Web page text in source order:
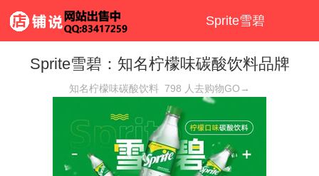
Sprite雪碧
Sprite雪碧：知名柠檬味碳酸饮料品牌
知名柠檬味碳酸饮料 798 人去购物GO→